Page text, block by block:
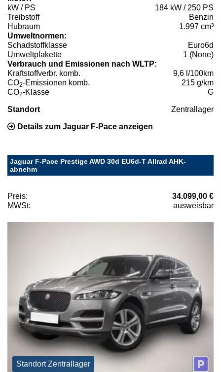
kW / PS
184 kW / 250 PS
Treibstoff
Benzin
Hubraum
1.997 cm³
Umweltnormen:
Schadstoffklasse
Euro6d
Umweltplakette
1 (None)
Verbrauch und Emissionen nach WLTP:
Kraftstoffverbr. komb.
9,6 l/100km
CO2-Emissionen komb.
215 g/km
CO2-Klasse G
Standort Zentrallager
Details zum Jaguar F-Pace anzeigen
Jaguar F-Pace Prestige AWD 30d EU6d-T Allrad AHK-
abnehm
Preis:
34.099,00 €
MWSt:
ausweisbar
Standort Zentrallager